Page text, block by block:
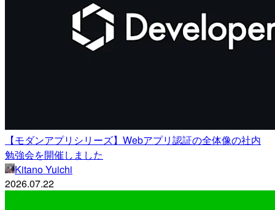
【モダンアプリシリーズ】Webアプリ認証の全体像の社内
勉強会を開催しました
Kitano Yuichi
2026.07.22